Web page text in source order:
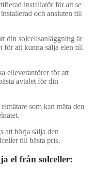
installatör för att se
och ansluten till
din solcellsanläggning är
för att kunna sälja elen till
elleverantörer för att
avtalet för din
som kan mäta den
att börja sälja den
till bästa pris.
el från solceller: